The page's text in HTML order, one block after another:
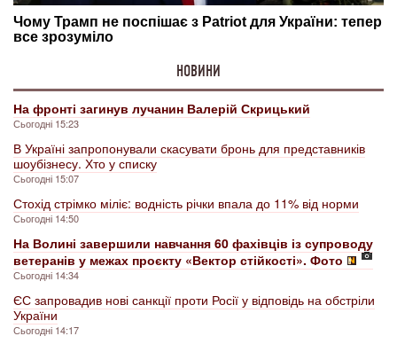
НОВИНИ
На фронті загинув лучанин Валерій Скрицький
Сьогодні 15:23
В Україні запропонували скасувати бронь для представників
шоубізнесу. Хто у списку
Сьогодні 15:07
Стохід стрімко міліє: водність річки впала до 11% від норми
Сьогодні 14:50
На Волині завершили навчання 60 фахівців із супроводу
ветеранів у межах проєкту «Вектор стійкості». Фото
Сьогодні 14:34
ЄС запровадив нові санкції проти Росії у відповідь на обстріли
України
Сьогодні 14:17